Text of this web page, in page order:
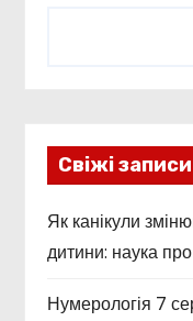
Свіжі записи
Як канікули
дитини: наука
Нумерологія 7